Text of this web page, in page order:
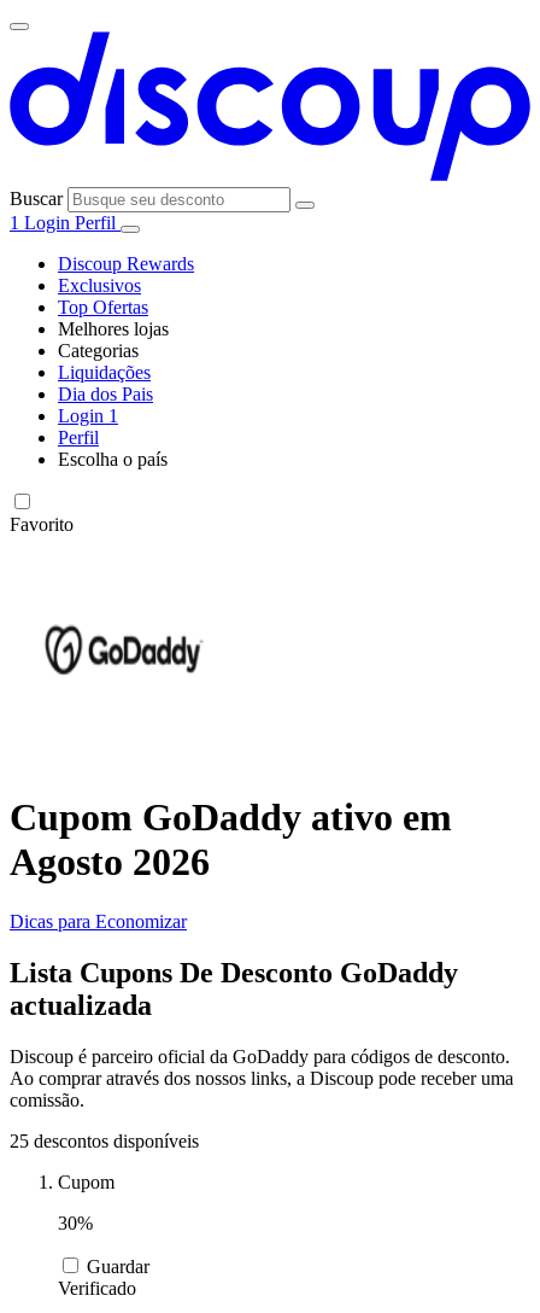
Buscar
1 Login Perfil
Discoup Rewards
Exclusivos
Top Ofertas
Melhores lojas
AliExpress
SHEIN
KaBuM!
Samsung
Fast Shop
Booking.com
Categorias
Informática
Casa e Jardim
Saúde e
Esportes e
Fitness
Automoveis e
Liquidações
Dia dos Pais
Login 1
Perfil
Escolha o país
Favorito
Cupom GoDaddy ativo em
Agosto 2026
Dicas para Economizar
Lista Cupons De Desconto GoDaddy
actualizada
Discoup é parceiro oficial da GoDaddy para códigos de desconto.
Ao comprar através dos nossos links, a Discoup pode receber uma
comissão.
25 descontos disponíveis
Cupom
30%
Guardar
Verificado